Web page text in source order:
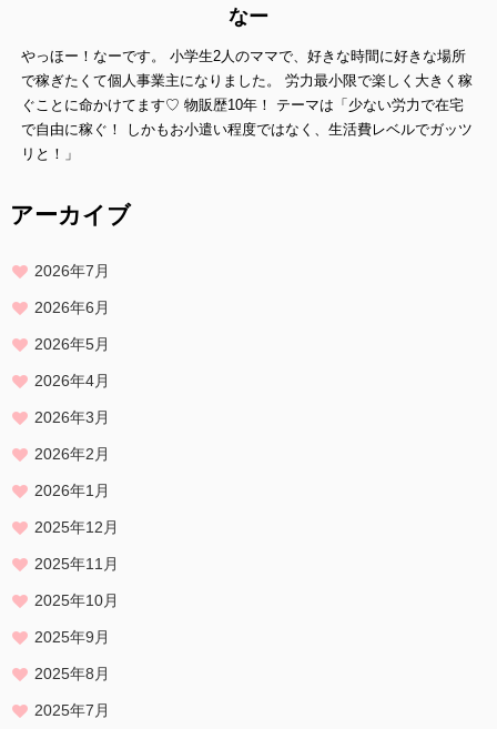
当方は、お客様が当社にご提供いただいた個人情報の照会、修正また
ご本人であることを確認させていただいたうえで、合理的な範囲です
みやかに 対応させていただきます。
プライバシーに関する意見・苦情・異議申し立てについて
お客様が、当ウェブサイトで掲示した本方針を守っていないと思われ
よう努めます。
なー
やっほー！なーです。 小学生2人のママで、好きな時間に好きな場所
で稼ぎたくて個人事業主になりました。 労力最小限で楽しく大きく稼
ぐことに命かけてます♡ 物販歴10年！ テーマは「少ない労力で在宅
で自由に稼ぐ！ しかもお小遣い程度ではなく、生活費レベルでガッツ
リと！」
アーカイブ
2026年7月
2026年6月
2026年5月
2026年4月
2026年3月
2026年2月
2026年1月
2025年12月
2025年11月
2025年10月
2025年9月
2025年8月
2025年7月